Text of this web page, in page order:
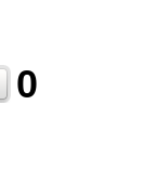
0